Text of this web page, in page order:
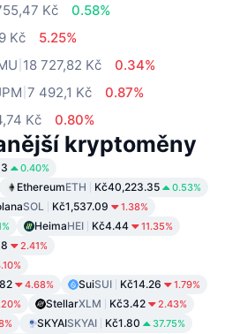
Kč
0.58%
Kč
5.25%
18 727,82 Kč
0.34%
7 492,1 Kč
0.87%
Kč 0.80%
kryptoměny
0.40%
EthereumETH Kč40,223.35 0.53%
SOL Kč1,537.09 1.38%
HeimaHEI Kč4.44 11.35%
2.41%
4.68% SuiSUI Kč14.26 1.79%
StellarXLM Kč3.42 2.43%
SKYAISKYAI Kč1.80 37.75%